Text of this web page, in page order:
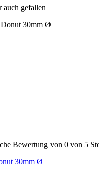
auch gefallen
Bewertung von 0 von 5
30mm Ø